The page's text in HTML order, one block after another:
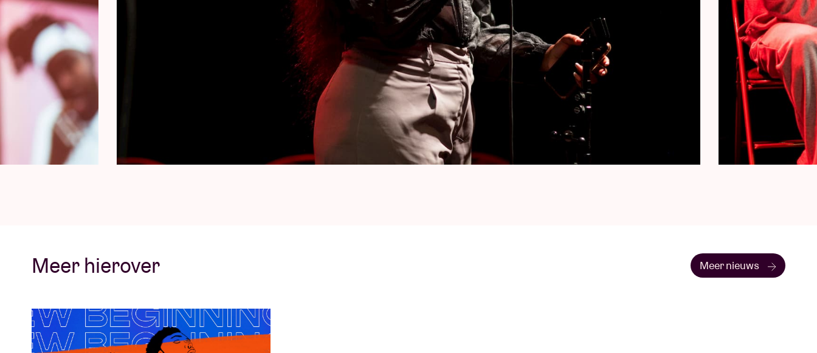
Deze Belgische muziekproducer met Congolese roots is eigenaar van de Seventh Room-
studio in Molenbeek en is een prominent figuur in de Brusselse muziekscene. Hij heeft een
diploma audiovisuele productie op zak en heeft ook heel wat ervaring als sound designer en
componist. Don Moja werkte al samen met gerenommeerde artiesten zoals Damso, Lous &
the Yakuza, Doc Gyneco, Kobo & Krisy.
Dolfa
Deze gevierde Belgische rapper en producer met Congolese roots werd geboren in
Antwerpen, groeide op in Luik en settelde later in Brussel. Doorheen de jaren heeft Dolfa
bevraagde mentor voor toekomstige en professionele producers die hun skills willen
perfectioneren en de complexiteiten van de muziekindustrie willen doorgronden.
Xcusemee
Ontdek de magie van Xcusemee, een Belgisch-Kameroens veelzijdig talent dat bekendstaat
Meer hierover Meer nieuws